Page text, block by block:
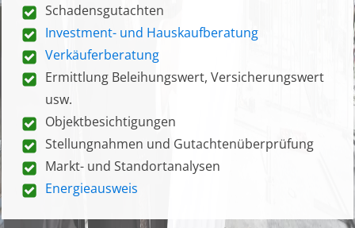
Schadensgutachten
Investment- und Hauskaufberatung
Verkäuferberatung
Ermittlung Beleihungswert, Versicherungswert
usw.
Objektbesichtigungen
Stellungnahmen und Gutachtenüberprüfung
Markt- und Standortanalysen
Energieausweis